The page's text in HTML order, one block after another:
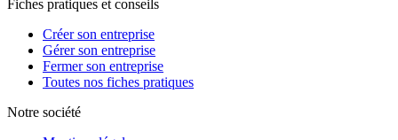
Fiches pratiques et conseils
Créer son entreprise
Gérer son entreprise
Fermer son entreprise
Toutes nos fiches pratiques
Notre société